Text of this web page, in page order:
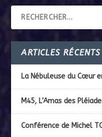
ARTICLES RÉCENTS
La Nébuleuse du Cœur
M45, L’Amas des
Conférence de Michel